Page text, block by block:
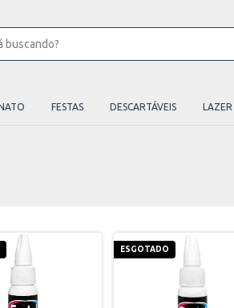
FESTAS DESCARTÁVEIS LAZER
ESGOTADO